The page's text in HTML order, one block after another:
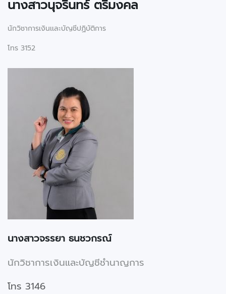
นางสาวนุจรินทร์ ตรีมงคล
นักวิชาการเงินเเละบัญชีปฏิบัติการ
โทร 3152
นางสาวจรรยา ธนชวกรณ์
นักวิชาการเงินและบัญชีชำนาญการ
โทร 3146